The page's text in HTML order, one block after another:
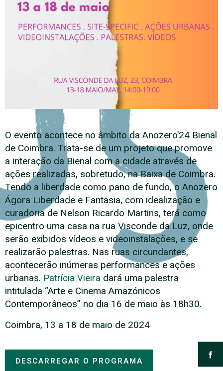
O evento acontece no âmbito da Anozero’24 Bienal
de Coimbra. Trata-se de um projeto que promove
a interação da Bienal com a cidade através de
ações realizadas, sobretudo, na Baixa de Coimbra.
Tendo a liberdade como pano de fundo, o Anozero
Ágora Liberdade e Fantasia, com idealização e
curadoria de Nelson Ricardo Martins, terá como
epicentro uma casa na rua Visconde da Luz, onde
serão exibidos vídeos e videoinstalações, e se
realizarão palestras. Nas ruas circundantes,
acontecerão inúmeras performances e ações
urbanas. Patrícia Vieira dará uma palestra
intitulada “Arte e Cinema Amazónicos
Contemporâneos” no dia 16 de maio às 18h30.
Coimbra, 13 a 18 de maio de 2024
DESCARREGAR O PROGRAMA